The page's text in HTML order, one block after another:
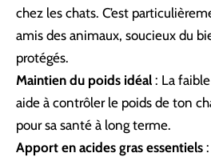
chez les chats. C’est
amis des animaux, soucieux du
protégés.
Maintien du poids idéal : La
aide à contrôler le poids de ton
pour sa santé à long terme.
Apport en acides gras essentiels